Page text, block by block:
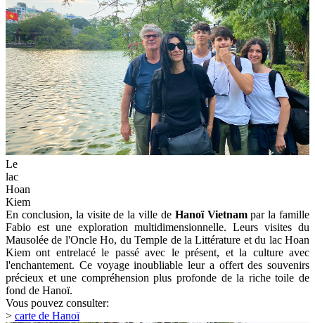
Le
lac
Hoan
Kiem
En conclusion, la visite de la ville de Hanoï Vietnampar la famille
Fabio est une exploration multidimensionnelle. Leurs visites du
Mausolée de l'Oncle Ho, du Temple de la Littérature et du lac Hoan
Kiem ont entrelacé le passé avec le présent, et la culture avec
l'enchantement. Ce voyage inoubliable leur a offert des souvenirs
précieux et une compréhension plus profonde de la riche toile de
fond de Hanoï.
Vous pouvez consulter:
> carte de Hanoï